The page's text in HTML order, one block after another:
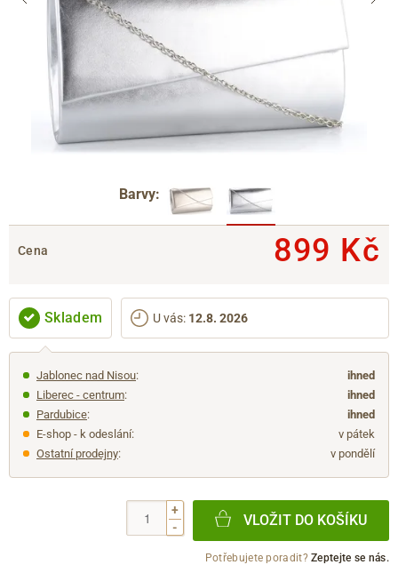
Barvy:
Cena 899 Kč
Skladem U vás: 12.8. 2026
Jablonec nad Nisou:
ihned
Liberec - centrum:
ihned
Pardubice:
ihned
E-shop - k odeslání:
v pátek
Ostatní prodejny: v pondělí
+
-
VLOŽIT DO KOŠÍKU
Potřebujete poradit?Zeptejte se nás.